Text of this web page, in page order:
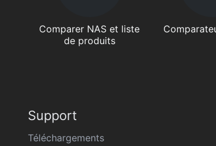
Comparer NAS et liste
de produits
Support
Téléchargements